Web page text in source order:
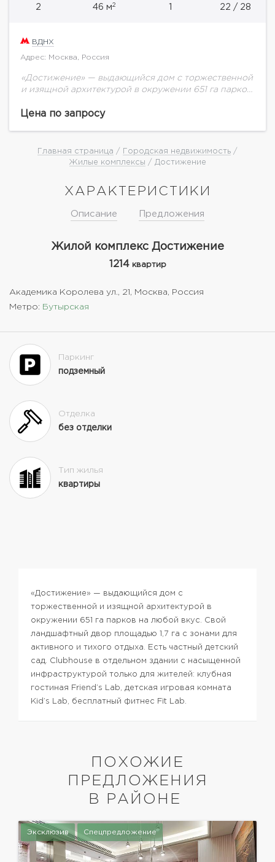
2 46 м2 1 22 / 28
ВДНХ
Адрес: Москва, Россия
«Достижение» — выдающийся дом с торжественной
и изящной архитектурой в окружении 651 га парков
1,7 га с зонами для активного...
Цена по запросу
Главная страница / Городская недвижимость /
Жилые комплексы / Достижение
ХАРАКТЕРИСТИКИ
Описание Предложения
Жилой комплекс Достижение
1214квартир
Академика Королева ул., 21, Москва, Россия
Метро: Бутырская
Паркинг
подземный
Отделка
без отделки
Тип жилья
квартиры
«Достижение» — выдающийся дом с
торжественной и изящной архитектурой в
окружении 651 га парков на любой вкус. Свой
ландшафтный двор площадью 1,7 га с зонами для
активного и тихого отдыха. Есть частный детский
сад. Clubhouse в отдельном здании с насыщенной
инфраструктурой только для жителей: клубная
гостиная Friend’s Lab, детская игровая комната
Kid’s Lab, бесплатный фитнес Fit Lab.
ПОХОЖИЕ
ПРЕДЛОЖЕНИЯ
В РАЙОНЕ
Эксклюзив Спецпредложение